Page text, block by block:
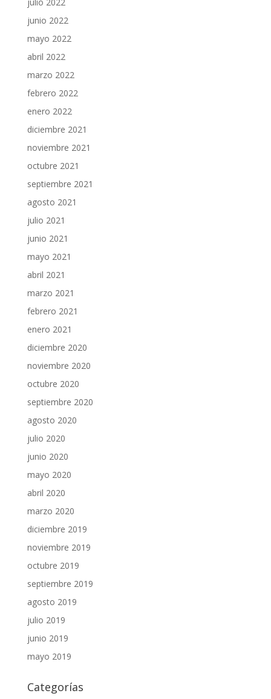
junio 2022
mayo 2022
abril 2022
marzo 2022
febrero 2022
enero 2022
diciembre 2021
noviembre 2021
octubre 2021
septiembre 2021
agosto 2021
julio 2021
junio 2021
mayo 2021
abril 2021
marzo 2021
febrero 2021
enero 2021
diciembre 2020
noviembre 2020
octubre 2020
septiembre 2020
agosto 2020
julio 2020
junio 2020
mayo 2020
abril 2020
marzo 2020
diciembre 2019
noviembre 2019
octubre 2019
septiembre 2019
agosto 2019
julio 2019
junio 2019
mayo 2019
Categorías